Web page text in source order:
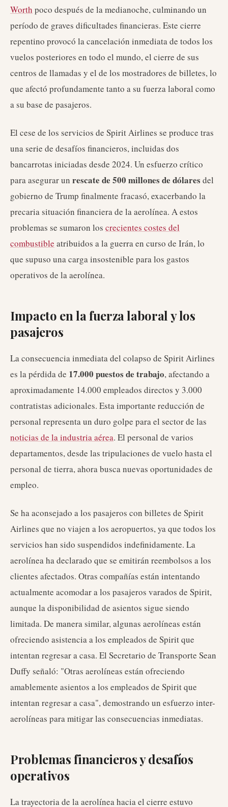
Worth poco después de la medianoche, culminando un
período de graves dificultades financieras. Este cierre
repentino provocó la cancelación inmediata de todos los
vuelos posteriores en todo el mundo, el cierre de sus
centros de llamadas y el de los mostradores de billetes, lo
que afectó profundamente tanto a su fuerza laboral como
a su base de pasajeros.
El cese de los servicios de Spirit Airlines se produce tras
una serie de desafíos financieros, incluidas dos
bancarrotas iniciadas desde 2024. Un esfuerzo crítico
para asegurar un rescate de 500 millones de dólares del
gobierno de Trump finalmente fracasó, exacerbando la
precaria situación financiera de la aerolínea. A estos
problemas se sumaron los crecientes costes del
combustible atribuidos a la guerra en curso de Irán, lo
que supuso una carga insostenible para los gastos
operativos de la aerolínea.
Impacto en la fuerza laboral y los
pasajeros
La consecuencia inmediata del colapso de Spirit Airlines
es la pérdida de 17.000 puestos de trabajo, afectando a
aproximadamente 14.000 empleados directos y 3.000
contratistas adicionales. Esta importante reducción de
personal representa un duro golpe para el sector de las
noticias de la industria aérea. El personal de varios
departamentos, desde las tripulaciones de vuelo hasta el
personal de tierra, ahora busca nuevas oportunidades de
empleo.
Se ha aconsejado a los pasajeros con billetes de Spirit
Airlines que no viajen a los aeropuertos, ya que todos los
servicios han sido suspendidos indefinidamente. La
aerolínea ha declarado que se emitirán reembolsos a los
clientes afectados. Otras compañías están intentando
actualmente acomodar a los pasajeros varados de Spirit,
aunque la disponibilidad de asientos sigue siendo
limitada. De manera similar, algunas aerolíneas están
ofreciendo asistencia a los empleados de Spirit que
intentan regresar a casa. El Secretario de Transporte Sean
Duffy señaló: "Otras aerolíneas están ofreciendo
amablemente asientos a los empleados de Spirit que
intentan regresar a casa", demostrando un esfuerzo inter-
aerolíneas para mitigar las consecuencias inmediatas.
Problemas financieros y desafíos
operativos
La trayectoria de la aerolínea hacia el cierre estuvo